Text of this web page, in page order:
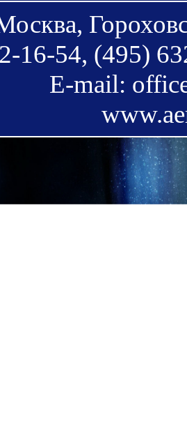
16-54, (495)
E-mail: